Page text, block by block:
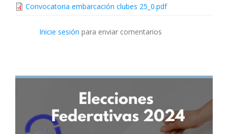
Convocatoria embarcación clubes 25_0.pdf
Inicie sesión para enviar comentarios